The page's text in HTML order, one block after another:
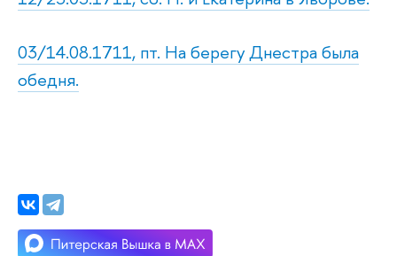
03/14.08.1711, пт. На берегу Днестра была
обедня.